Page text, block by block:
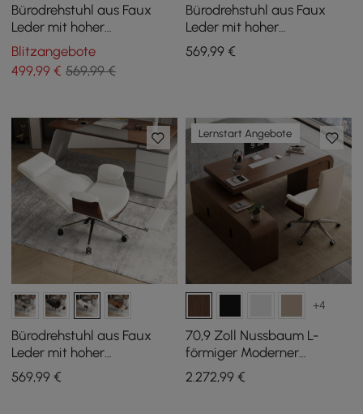
Bürodrehstuhl aus Faux
Leder mit hoher
Rückenlehne, Liegefunktion
und Fußstütze in Khaki
Blitzangebote
499,99 € 569,99 €
Bürodrehstuhl aus Faux
Leder mit hoher
Rückenlehne, Liegefunktion
und Fußstütze in Schwarz
569,99€
Bürodrehstuhl aus Faux
Leder mit hoher
Rückenlehne, Liegefunktion
und Fußstütze in Weiß
569,99 €
Lernstart Angebote
+4
70,9 Zoll Nussbaum L-
förmiger Moderner
Chefschreibtisch Linke
Hand & Liegender Leder
2.272,99€